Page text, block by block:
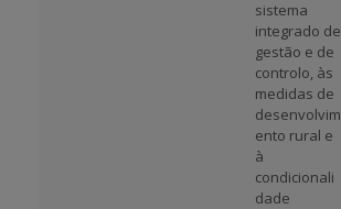
sistema
integrado de
gestão e de
controlo, às
medidas de
desenvolvim
ento rural e
à
condicionali
dade